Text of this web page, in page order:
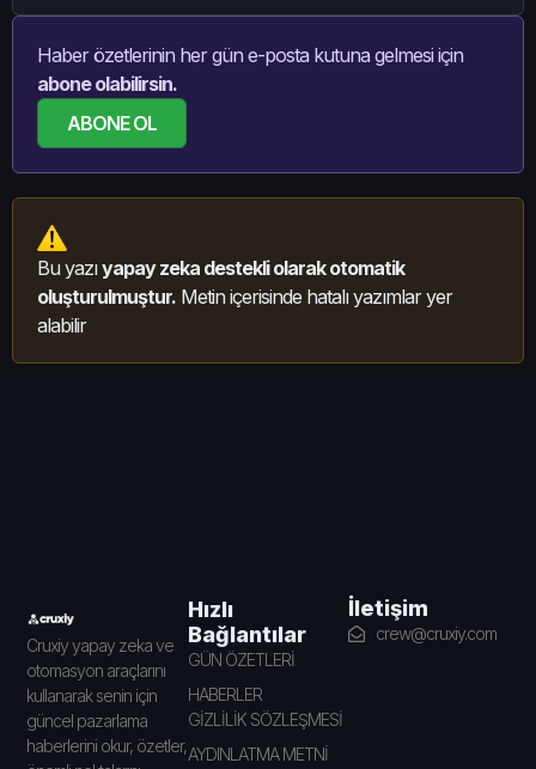
Haber özetlerinin her gün e-posta kutuna gelmesi için
abone olabilirsin.
ABONE OL
Bu yazıyapay zeka destekli olarak otomatik
oluşturulmuştur. Metin içerisinde hatalı yazımlar yer
alabilir
Cruxiy yapay zeka ve
otomasyon araçlarını
kullanarak senin için
güncel pazarlama
haberlerini okur, özetler,
Hızlı
Bağlantılar
GÜN ÖZETLERİ
HABERLER
GİZLİLİK SÖZLEŞMESİ
AYDINLATMA METNİ
İletişim
crew@cruxiy.com